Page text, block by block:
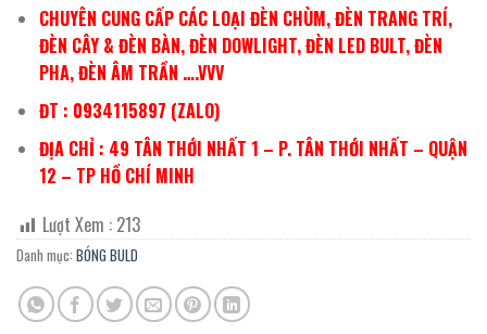
CHUYÊN CUNG CẤP CÁC LOẠI ĐÈN CHÙM, ĐÈN TRANG TRÍ,
ĐÈN CÂY & ĐÈN BÀN, ĐÈN DOWLIGHT, ĐÈN LED BULT, ĐÈN
PHA, ĐÈN ÂM TRẦN ….VVV
ĐT : 0934115897 (ZALO)
ĐỊA CHỈ : 49 TÂN THỚI NHẤT 1 – P. TÂN THỚI NHẤT – QUẬN
12 – TP HỒ CHÍ MINH
Lượt Xem : 213
Danh mục: BÓNG BULD